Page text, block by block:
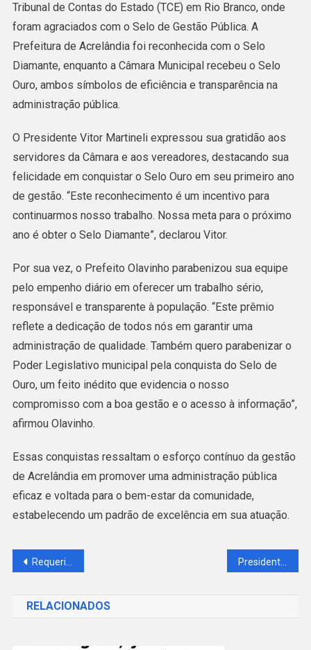
Acrelândia
Tribunal de Contas do Estado (TCE) em Rio Branco, onde
foram agraciados com o Selo de Gestão Pública. A
Prefeitura de Acrelândia foi reconhecida com o Selo
Diamante, enquanto a Câmara Municipal recebeu o Selo
Ouro, ambos símbolos de eficiência e transparência na
administração pública.
O Presidente Vitor Martineli expressou sua gratidão aos
servidores da Câmara e aos vereadores, destacando sua
felicidade em conquistar o Selo Ouro em seu primeiro ano
de gestão. “Este reconhecimento é um incentivo para
continuarmos nosso trabalho. Nossa meta para o próximo
ano é obter o Selo Diamante”, declarou Vitor.
Por sua vez, o Prefeito Olavinho parabenizou sua equipe
pelo empenho diário em oferecer um trabalho sério,
responsável e transparente à população. “Este prêmio
reflete a dedicação de todos nós em garantir uma
administração de qualidade. Também quero parabenizar o
Poder Legislativo municipal pela conquista do Selo de
Ouro, um feito inédito que evidencia o nosso
compromisso com a boa gestão e o acesso à informação”,
afirmou Olavinho.
Essas conquistas ressaltam o esforço contínuo da gestão
de Acrelândia em promover uma administração pública
eficaz e voltada para o bem-estar da comunidade,
estabelecendo um padrão de excelência em sua atuação.
Navegação
Post
Requerimento de Licença Ambiental Única – LAU Presidente do TJAC entrega revitalização do Fórum de Acrelândia
RELACIONADOS